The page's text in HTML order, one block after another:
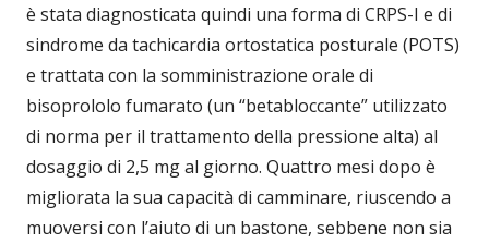
è stata diagnosticata quindi una forma di CRPS-I e di
sindrome da tachicardia ortostatica posturale (POTS)
e trattata con la somministrazione orale di
bisoprololo fumarato (un “betabloccante” utilizzato
di norma per il trattamento della pressione alta) al
dosaggio di 2,5 mg al giorno. Quattro mesi dopo è
migliorata la sua capacità di camminare, riuscendo a
muoversi con l’aiuto di un bastone, sebbene non sia